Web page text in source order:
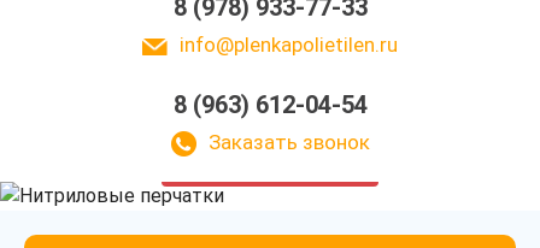
8 (978) 933-77-33
info@plenkapolietilen.ru
8 (963) 612-04-54
Заказать звонок
Нитриловые перчатки
в Крыму